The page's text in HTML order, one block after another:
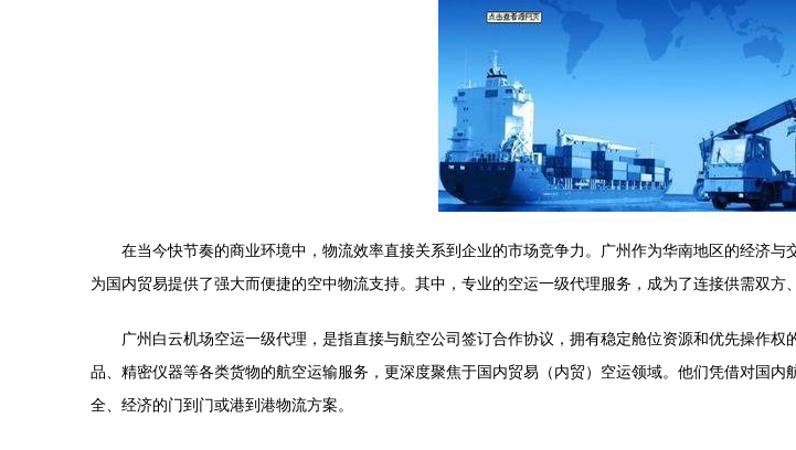
在当今快节奏的商业环境中，物流效率直接关系到企业的市场竞争力。广州作为华南地区的经济
为国内贸易提供了强大而便捷的空中物流支持。其中，专业的空运一级代理服务，成为了连接供需双方
广州白云机场空运一级代理，是指直接与航空公司签订合作协议，拥有稳定舱位资源和优先操作
品、精密仪器等各类货物的航空运输服务，更深度聚焦于国内贸易（内贸）空运领域。他们凭借对国
全、经济的门到门或港到港物流方案。